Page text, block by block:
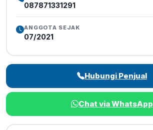
087871331291
ANGGOTA SEJAK
07/2021
Hubungi Penjual
Chat via WhatsApp